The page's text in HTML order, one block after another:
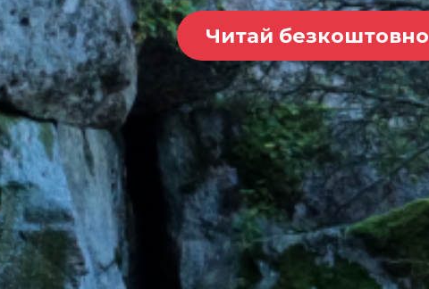
Читай безкоштовно